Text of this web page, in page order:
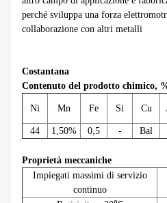
perché sviluppa una forza
collaborazione con altri metalli
Costantana
Contenuto del prodotto chimico,
Ni Mn Fe Si Cu
44
1,50% 0,5 - Bal
Proprietà meccaniche
Impiegati massimi di servizio
continuo